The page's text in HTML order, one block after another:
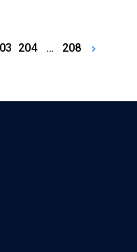
204 … 208 keyboard_arrow_right